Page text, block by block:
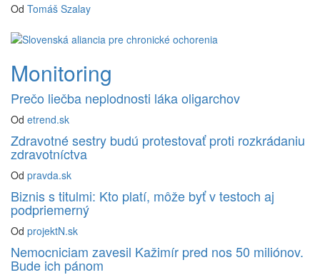
Od Tomáš Szalay
Monitoring
Prečo liečba neplodnosti láka oligarchov
Od etrend.sk
Zdravotné sestry budú protestovať proti rozkrádaniu
zdravotníctva
Od pravda.sk
Biznis s titulmi: Kto platí, môže byť v testoch aj
podpriemerný
Od projektN.sk
Nemocniciam zavesil Kažimír pred nos 50 miliónov.
Bude ich pánom